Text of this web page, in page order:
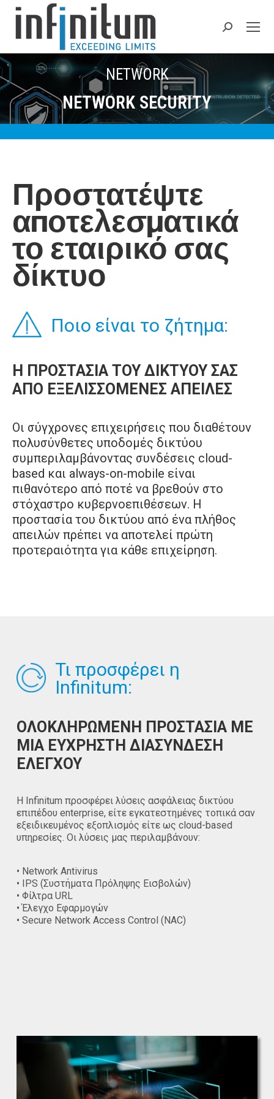
Search:
NETWORK
NETWORK SECURITY
Προστατέψτε
αποτελεσματικά
το εταιρικό σας
δίκτυο
Ποιο είναι το ζήτημα:
Η ΠΡΟΣΤΑΣΙΑ ΤΟΥ ΔΙΚΤΥΟΥ ΣΑΣ
ΑΠΟ ΕΞΕΛΙΣΣΟΜΕΝΕΣ ΑΠΕΙΛΕΣ
Οι σύγχρονες επιχειρήσεις που διαθέτουν
πολυσύνθετες υποδομές δικτύου
συμπεριλαμβάνοντας συνδέσεις cloud-
based και always-on-mobile είναι
πιθανότερο από ποτέ να βρεθούν στο
στόχαστρο κυβερνοεπιθέσεων. Η
προστασία του δικτύου από ένα πλήθος
απειλών πρέπει να αποτελεί πρώτη
προτεραιότητα για κάθε επιχείρηση.
Τι προσφέρει η
Infinitum:
ΟΛΟΚΛΗΡΩΜΕΝΗ ΠΡΟΣΤΑΣΙΑ ΜΕ
ΜΙΑ ΕΥΧΡΗΣΤΗ ΔΙΑΣΥΝΔΕΣΗ
ΕΛΕΓΧΟΥ
Η Infinitum προσφέρει λύσεις ασφάλειας δικτύου
επιπέδου enterprise, είτε εγκατεστημένες τοπικά σαν
εξειδικευμένος εξοπλισμός είτε ως cloud-based
υπηρεσίες. Οι λύσεις μας περιλαμβάνουν:
• Network Antivirus
• IPS (Συστήματα Πρόληψης Εισβολών)
• Φίλτρα URL
• Έλεγχο Εφαρμογών
• Secure Network Access Control (NAC)